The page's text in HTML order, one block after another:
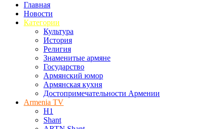
Главная
Новости
Категории
Культура
История
Религия
Знаменитые армяне
Государство
Армянский юмор
Армянская кухня
Достопримечательности Армении
Armenia TV
H1
Shant